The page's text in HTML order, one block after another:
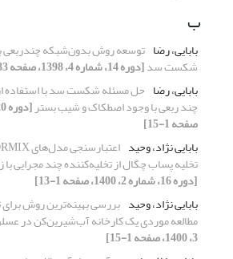
ب
بابایی، رضا توسعه روش بدون‌شبکه چندربعی
شکست سد[دوره 14، شماره 4، 1398، صفحه 83-98]
بابایی، رضا حل مسئله شکست سد با استفاده
چند ربعی با وجود اصطکاک و شیب بستر
صفحه 1-15]
بابایی نژاد، وحید
تخلیه پساب چگال از تخلیه‌کننده چند مجرایی با زاویه
[دوره 16، شماره 2، 1400، صفحه 1-13]
بابایی نژاد، وحید بررسی بهینه‌ترین روش
مطالعه موردی یک کارخانه‌ آب‌شیرین‌کن در
3، 1400، صفحه 1-15]